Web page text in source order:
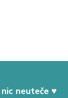
neuteče ♥